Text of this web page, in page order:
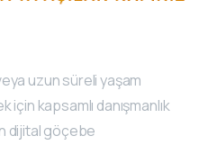
uzun süreli yaşam
kapsamlı danışmanlık
dijital göçebe